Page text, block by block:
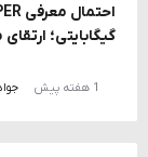
گیگابایتی؛
1 هفته پیش